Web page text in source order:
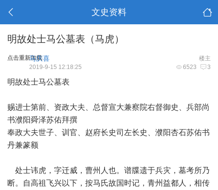
文史资料
明故处士马公墓表（马虎）
点击重新加载 楼主
马庆喜
6523 3
2019-9-15 12:18:25
明故处士马公墓表
赐进士第前、资政大夫、总督宣大兼察院右督御史、兵部尚
书濮阳舜泽苏佑拜撰
奉政大夫世子、训官、赵府长史司左长史、濮阳杏石苏佑书
丹兼篆额
处士讳虎，字迁威，曹州人也。谱牒遗于兵灾，墓考所乃
断。自高祖飞兴以下，按马氏故国时记，青州益都人，相传